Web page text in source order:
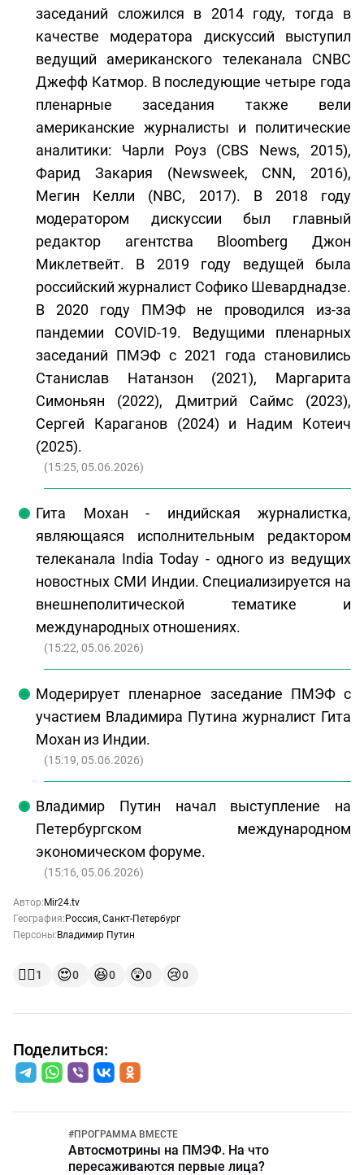
заседаний сложился в 2014 году, тогда в
качестве модератора дискуссий выступил
ведущий американского телеканала CNBC
Джефф Катмор. В последующие четыре года
пленарные заседания также вели
американские журналисты и политические
аналитики: Чарли Роуз (CBS News, 2015),
Фарид Закария (Newsweek, CNN, 2016),
Мегин Келли (NBC, 2017). В 2018 году
модератором дискуссии был главный
редактор агентства Bloomberg Джон
Миклетвейт. В 2019 году ведущей была
российский журналист Софико Шеварднадзе.
В 2020 году ПМЭФ не проводился из-за
пандемии COVID-19. Ведущими пленарных
заседаний ПМЭФ с 2021 года становились
Станислав Натанзон (2021), Маргарита
Симоньян (2022), Дмитрий Саймс (2023),
Сергей Караганов (2024) и Надим Котеич
(2025).
(15:25, 05.06.2026)
Гита Мохан - индийская журналистка,
являющаяся исполнительным редактором
телеканала India Today - одного из ведущих
новостных СМИ Индии. Специализируется на
внешнеполитической тематике и
международных отношениях.
(15:22, 05.06.2026)
Модерирует пленарное заседание ПМЭФ с
участием Владимира Путина журналист Гита
Мохан из Индии.
(15:19, 05.06.2026)
Владимир Путин начал выступление на
Петербургском международном
экономическом форуме.
(15:16, 05.06.2026)
Автор: Mir24.tv
География: Россия, Санкт-Петербург
Персоны: Владимир Путин
👍🏻1 😍0 😆0 😲0 😢0
Поделиться:
#ПРОГРАММА ВМЕСТЕ
Автосмотрины на ПМЭФ. На что
пересаживаются первые лица?